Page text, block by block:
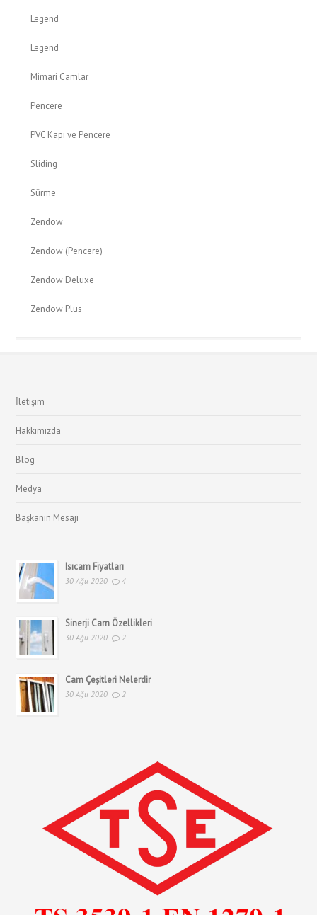
Legend
Legend
Mimari Camlar
Pencere
PVC Kapı ve Pencere
Sliding
Sürme
Zendow
Zendow (Pencere)
Zendow Deluxe
Zendow Plus
İletişim
Hakkımızda
Blog
Medya
Başkanın Mesajı
Isıcam Fiyatları
30 Ağu 2020 4
Sinerji Cam Özellikleri
30 Ağu 2020 2
Cam Çeşitleri Nelerdir
30 Ağu 2020 2